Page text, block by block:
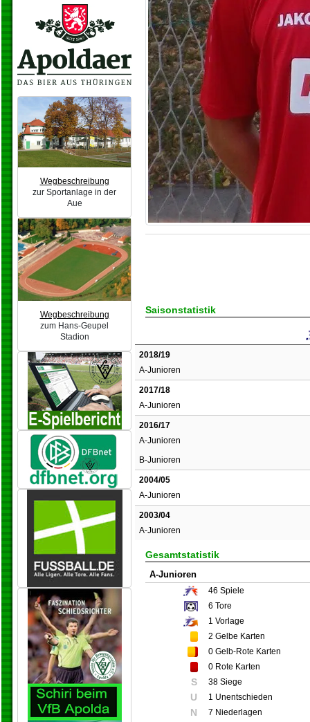
Wegbeschreibung
zur Sportanlage in der
Aue
Wegbeschreibung
zum Hans-Geupel
Stadion
Saisonstatistik
2018/19
A-Junioren
2017/18
A-Junioren
2016/17
A-Junioren
B-Junioren
2004/05
A-Junioren
2003/04
A-Junioren
Gesamtstatistik
A-Junioren
46 Spiele
6 Tore
1 Vorlage
2 Gelbe Karten
0 Gelb-Rote Karten
0 Rote Karten
S 38 Siege
U 1 Unentschieden
N 7 Niederlagen